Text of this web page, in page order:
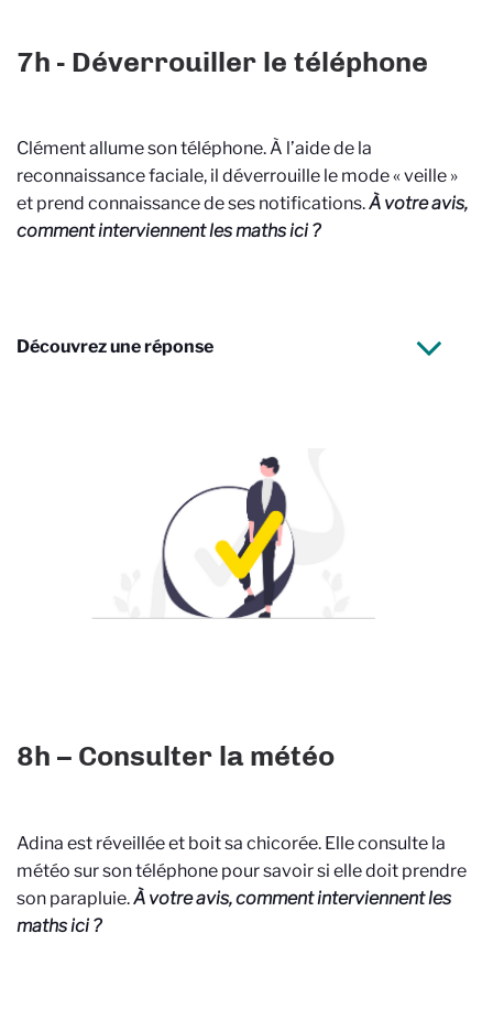
7h - Déverrouiller le téléphone
Clément allume son téléphone. À l’aide de la
reconnaissance faciale, il déverrouille le mode « veille »
et prend connaissance de ses notifications.À votre avis,
comment interviennent les maths ici ?
Découvrez une réponse
8h – Consulter la météo
Adina est réveillée et boit sa chicorée. Elle consulte la
météo sur son téléphone pour savoir si elle doit prendre
son parapluie.À votre avis, comment interviennent les
maths ici ?